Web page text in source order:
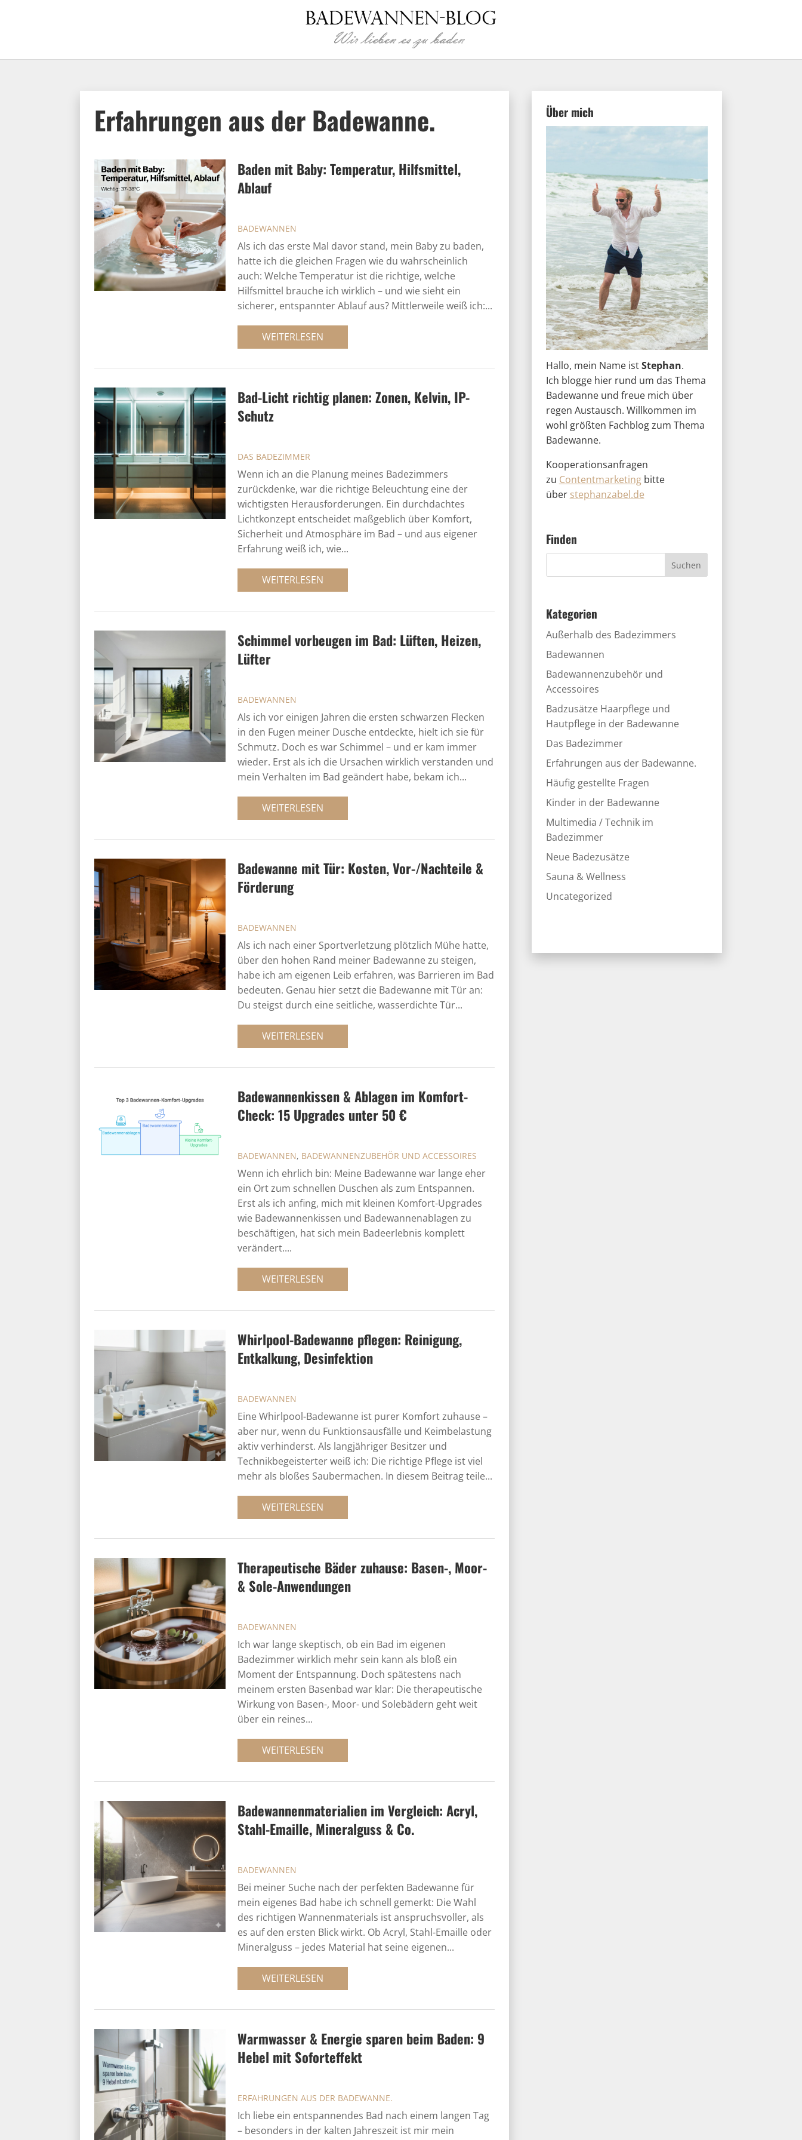
Erfahrungen aus der Badewanne.
Baden mit Baby: Temperatur, Hilfsmittel,
Ablauf
BADEWANNEN
Als ich das erste Mal davor stand, mein Baby zu baden,
hatte ich die gleichen Fragen wie du wahrscheinlich
auch: Welche Temperatur ist die richtige, welche
Hilfsmittel brauche ich wirklich – und wie sieht ein
sicherer, entspannter Ablauf aus? Mittlerweile weiß ich:...
WEITERLESEN
Bad-Licht richtig planen: Zonen, Kelvin, IP-
Schutz
DAS BADEZIMMER
Wenn ich an die Planung meines Badezimmers
zurückdenke, war die richtige Beleuchtung eine der
wichtigsten Herausforderungen. Ein durchdachtes
Lichtkonzept entscheidet maßgeblich über Komfort,
Sicherheit und Atmosphäre im Bad – und aus eigener
Erfahrung weiß ich, wie...
WEITERLESEN
Schimmel vorbeugen im Bad: Lüften, Heizen,
Lüfter
BADEWANNEN
Als ich vor einigen Jahren die ersten schwarzen Flecken
in den Fugen meiner Dusche entdeckte, hielt ich sie für
Schmutz. Doch es war Schimmel – und er kam immer
wieder. Erst als ich die Ursachen wirklich verstanden und
mein Verhalten im Bad geändert habe, bekam ich...
WEITERLESEN
Badewanne mit Tür: Kosten, Vor-/Nachteile &
Förderung
BADEWANNEN
Als ich nach einer Sportverletzung plötzlich Mühe hatte,
über den hohen Rand meiner Badewanne zu steigen,
habe ich am eigenen Leib erfahren, was Barrieren im Bad
bedeuten. Genau hier setzt die Badewanne mit Tür an:
Du steigst durch eine seitliche, wasserdichte Tür...
WEITERLESEN
Badewannen­kissen & Ablagen im Komfort-
Check: 15 Upgrades unter 50 €
BADEWANNEN, BADEWANNENZUBEHÖR UND ACCESSOIRES
Wenn ich ehrlich bin: Meine Badewanne war lange eher
ein Ort zum schnellen Duschen als zum Entspannen.
Erst als ich anfing, mich mit kleinen Komfort-Upgrades
wie Badewannenkissen und Badewannenablagen zu
beschäftigen, hat sich mein Badeerlebnis komplett
verändert....
WEITERLESEN
Whirlpool-Badewanne pflegen: Reinigung,
Entkalkung, Desinfektion
BADEWANNEN
Eine Whirlpool-Badewanne ist purer Komfort zuhause –
aber nur, wenn du Funktionsausfälle und Keimbelastung
aktiv verhinderst. Als langjähriger Besitzer und
Technikbegeisterter weiß ich: Die richtige Pflege ist viel
mehr als bloßes Saubermachen. In diesem Beitrag teile...
WEITERLESEN
Therapeutische Bäder zuhause: Basen-, Moor-
& Sole-Anwendungen
BADEWANNEN
Ich war lange skeptisch, ob ein Bad im eigenen
Badezimmer wirklich mehr sein kann als bloß ein
Moment der Entspannung. Doch spätestens nach
meinem ersten Basenbad war klar: Die therapeutische
Wirkung von Basen-, Moor- und Solebädern geht weit
über ein reines...
WEITERLESEN
Badewannen­materialien im Vergleich: Acryl,
Stahl-Emaille, Mineralguss & Co.
BADEWANNEN
Bei meiner Suche nach der perfekten Badewanne für
mein eigenes Bad habe ich schnell gemerkt: Die Wahl
des richtigen Wannenmaterials ist anspruchsvoller, als
es auf den ersten Blick wirkt. Ob Acryl, Stahl-Emaille oder
Mineralguss – jedes Material hat seine eigenen...
WEITERLESEN
Warmwasser & Energie sparen beim Baden: 9
Hebel mit Sofort­effekt
ERFAHRUNGEN AUS DER BADEWANNE.
Ich liebe ein entspannendes Bad nach einem langen Tag
– besonders in der kalten Jahreszeit ist mir mein
Über mich
Hallo, mein Name istStephan.
Ich blogge hier rund um das Thema
Badewanne und freue mich über
regen Austausch. Willkommen im
wohl größten Fachblog zum Thema
Badewanne.
Kooperationsanfragen
zu Contentmarketingbitte
über stephanzabel.de
Finden
Kategorien
Außerhalb des Badezimmers
Badewannen
Badewannenzubehör und
Accessoires
Badzusätze Haarpflege und
Hautpflege in der Badewanne
Das Badezimmer
Erfahrungen aus der Badewanne.
Häufig gestellte Fragen
Kinder in der Badewanne
Multimedia / Technik im
Badezimmer
Neue Badezusätze
Sauna & Wellness
Uncategorized